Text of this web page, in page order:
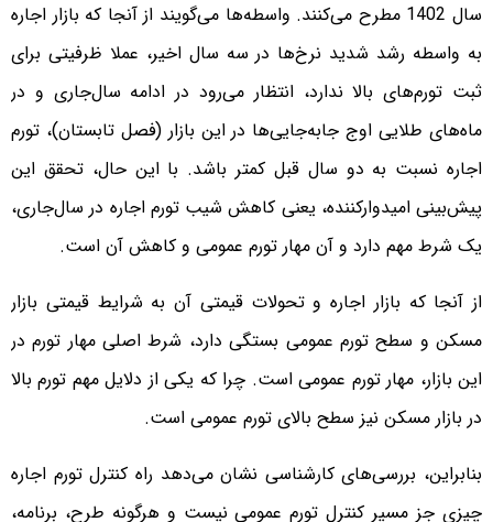
سال 1402 مطرح می‌کنند. واسطه‌‌‌‌ها می‌‌‌‌گویند از آنجا که بازار اجاره
به واسطه رشد شدید نرخ‌ها در سه سال اخیر، عملا ظرفیتی برای
ثبت تورم‌‌‌‌های بالا ندارد، انتظار می‌رود در ادامه سال‌جاری و در
ماه‌‌‌‌های طلایی اوج جابه‌‌‌‌جایی‌‌‌‌ها در این بازار (فصل تابستان)، تورم
اجاره نسبت به دو سال قبل کمتر باشد. با این حال، تحقق این
پیش‌بینی امیدوارکننده، یعنی کاهش شیب تورم اجاره در سال‌جاری،
یک شرط مهم دارد و آن مهار تورم عمومی و کاهش آن است.
از آنجا که بازار اجاره و تحولات قیمتی آن به شرایط قیمتی بازار
مسکن و سطح تورم عمومی بستگی دارد، شرط اصلی مهار تورم در
این بازار، مهار تورم عمومی است. چرا که یکی از دلایل مهم تورم بالا
در بازار مسکن نیز سطح بالای تورم عمومی است.
بنابراین، بررسی‌‌‌‌های کارشناسی نشان می‌دهد راه کنترل تورم اجاره
چیزی جز مسیر کنترل تورم عمومی نیست و هرگونه طرح، برنامه،